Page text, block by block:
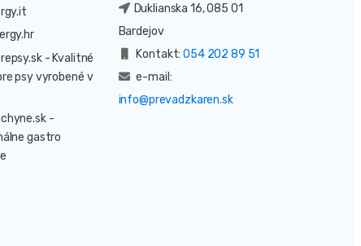
- Kvalitné
psy vyrobené v
-
gastro
Duklianska 16, 085 01
Bardejov
Kontakt:054 202 89 51
e-mail:
info@prevadzkaren.sk